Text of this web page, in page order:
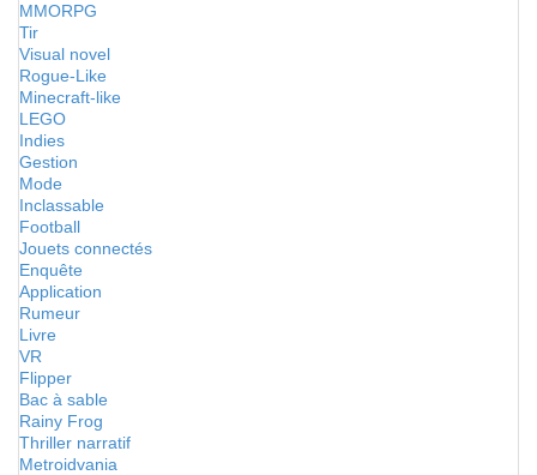
MMORPG
Tir
Visual novel
Rogue-Like
Minecraft-like
LEGO
Indies
Gestion
Mode
Inclassable
Football
Jouets connectés
Enquête
Application
Rumeur
Livre
VR
Flipper
Bac à sable
Rainy Frog
Thriller narratif
Metroidvania